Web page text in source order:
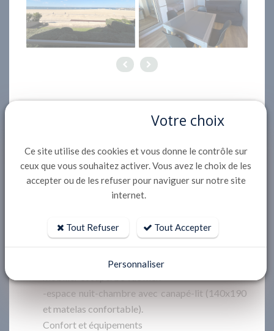
Situé dans le quartier de la ville d'automne, à
900m du Casino et du centre ville, Appartement
de 40 m² au 1er étage d'un immeuble de 4 étages
avec ascenseur avec accès direct plage par un
-entrée avec 2 lits superposés (90x190)
-séjour double avec canapé, coin repas dans la
véranda le tout donnant sur terrasse avec
-espace nuit-chambre avec canapé-lit (140x190
et matelas confortable).
Confort et équipements
Votre choix
Ce site utilise des cookies et vous donne le contrôle sur
ceux que vous souhaitez activer. Vous avez le choix de les
accepter ou de les refuser pour naviguer sur notre site
internet.
Tout Refuser Tout Accepter
Personnaliser